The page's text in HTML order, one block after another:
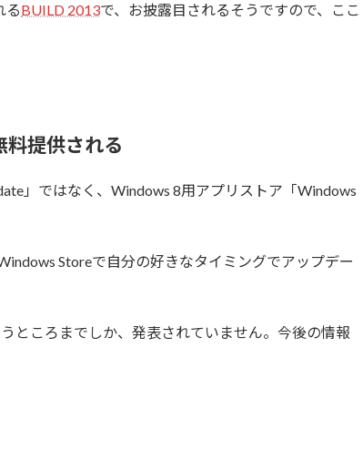
るBUILD 2013で、お披露目されるそうですので、ここ
提供される
」ではなく、Windows 8用アプリストア「Windows
Storeで自分の好きなタイミングでアップデー
ところまでしか、発表されていません。今後の情報